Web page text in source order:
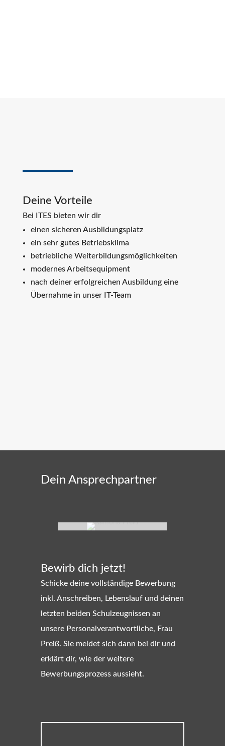
Deine Vorteile
Bei ITES bieten wir dir
einen sicheren Ausbildungsplatz
ein sehr gutes Betriebsklima
betriebliche Weiterbildungsmöglichkeiten
modernes Arbeitsequipment
nach deiner erfolgreichen Ausbildung eine
Übernahme in unser IT-Team
Dein Ansprechpartner
Bewirb dich jetzt!
Schicke deine vollständige Bewerbung
inkl. Anschreiben, Lebenslauf und deinen
letzten beiden Schulzeugnissen an
unsere Personalverantwortliche, Frau
Preiß. Sie meldet sich dann bei dir und
erklärt dir, wie der weitere
Bewerbungsprozess aussieht.